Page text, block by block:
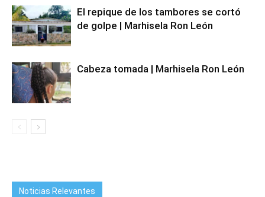
El repique de los tambores se cortó
de golpe | Marhisela Ron León
Cabeza tomada | Marhisela Ron León
Noticias Relevantes